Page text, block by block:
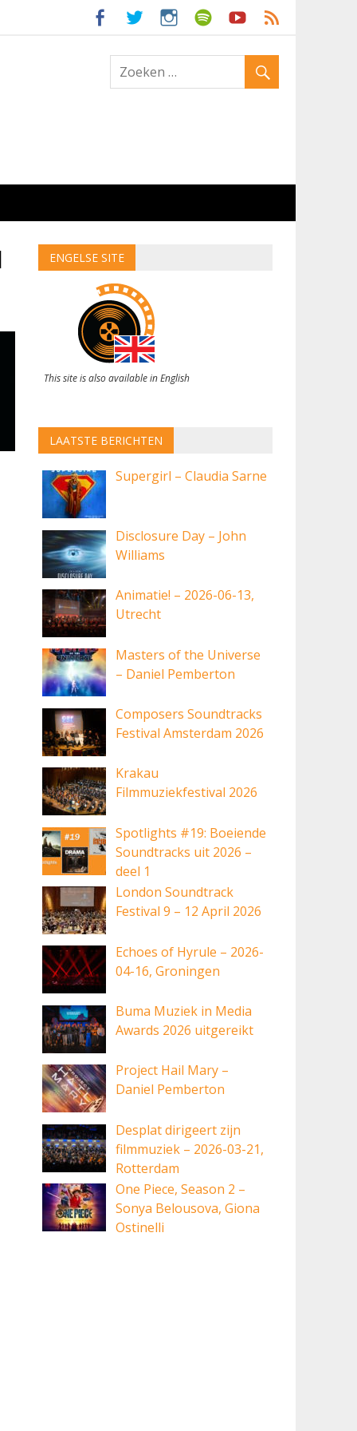
ENGELSE SITE
This site is also available in English
LAATSTE BERICHTEN
Supergirl – Claudia Sarne
Disclosure Day – John
Williams
Animatie! – 2026-06-13,
Utrecht
Masters of the Universe
– Daniel Pemberton
Composers Soundtracks
Festival Amsterdam 2026
Krakau
Filmmuziekfestival 2026
Spotlights #19: Boeiende
Soundtracks uit 2026 –
deel 1
London Soundtrack
Festival 9 – 12 April 2026
Echoes of Hyrule – 2026-
04-16, Groningen
Buma Muziek in Media
Awards 2026 uitgereikt
Project Hail Mary –
Daniel Pemberton
Desplat dirigeert zijn
filmmuziek – 2026-03-21,
Rotterdam
One Piece, Season 2 –
Sonya Belousova, Giona
Ostinelli